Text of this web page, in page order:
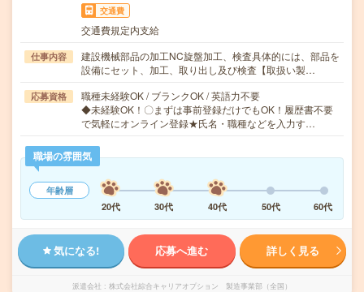
交通費
交通費規定内支給
仕事内容
建設機械部品の加工NC旋盤加工、検査具体的には、部品を
設備にセット、加工、取り出し及び検査【取扱い製…
応募資格
職種未経験OK / ブランクOK / 英語力不要
◆未経験OK！〇まずは事前登録だけでもOK！履歴書不要
で気軽にオンライン登録★氏名・職種などを入力す…
職場の雰囲気
年齢層
20代
30代 40代 50代 60代
気になる! 応募へ進む 詳しく見る
派遣会社 株式会社綜合キャリアオプション 製造事業部（全国）